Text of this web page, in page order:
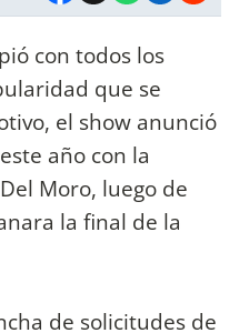
con todos los
que se
el show anunció
año con la
Moro, luego de
la final de la
de solicitudes de